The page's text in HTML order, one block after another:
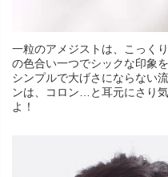
一粒のアメジストは、こっく
の色合い一つでシックな印象を
シンプルで大げさにならない
ンは、コロン…と耳元にさり
よ！